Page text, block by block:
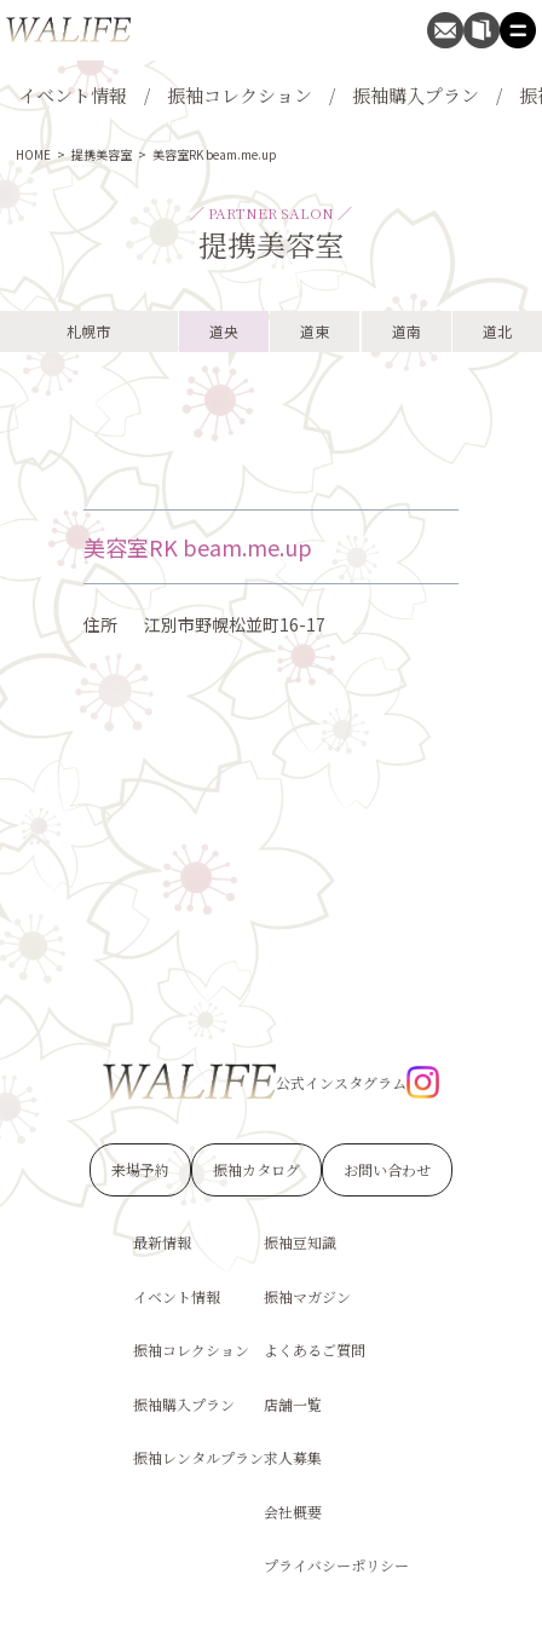
イベント情報 振袖コレクション 振袖購入プラン 振
HOME > 提携美容室 > 美容室RK beam.me.up
／ PARTNER SALON ／
提携美容室
札幌市 道央 道東 道南 道北
美容室RK beam.me.up
住所 江別市野幌松並町16-17
公式インスタグラム
来場予約 振袖カタログ お問い合わせ
最新情報
イベント情報
振袖コレクション
振袖購入プラン
振袖レンタルプラン
振袖豆知識
振袖マガジン
よくあるご質問
店舗一覧
求人募集
会社概要
プライバシーポリシー